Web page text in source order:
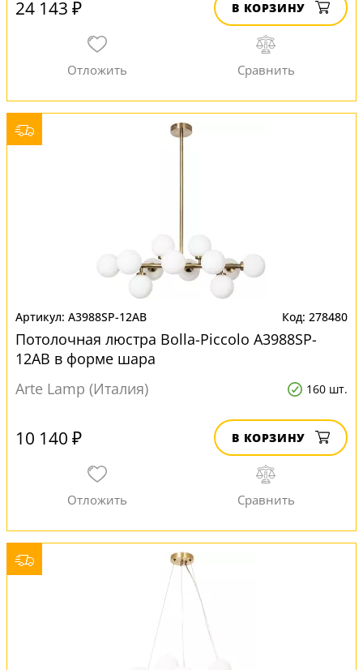
24 143 ₽ В КОРЗИНУ
A3988SP-12AB 278480
Потолочная люстра Bolla-Piccolo A3988SP-
12AB в форме шара
Arte Lamp (Италия)
160 шт.
10 140 ₽ В КОРЗИНУ